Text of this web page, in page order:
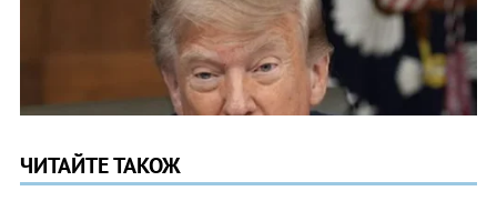
ЧИТАЙТЕ ТАКОЖ